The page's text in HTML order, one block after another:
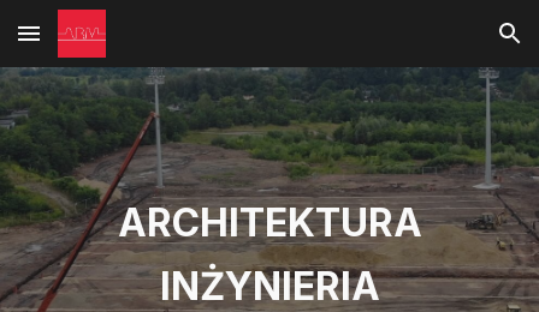
Skip to main content Skip to navigation
ARCHITEKTURA
INŻYNIERIA